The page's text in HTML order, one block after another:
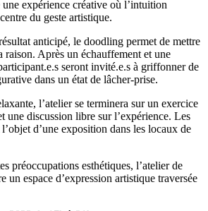
expérience créative où l’intuition
du geste artistique.
anticipé, le doodling permet de mettre
raison. Après un échauffement et une
seront invité.e.s à griffonner de
dans un état de lâcher-prise.
l’atelier se terminera sur un exercice
une discussion libre sur l’expérience. Les
d’une exposition dans les locaux de
préoccupations esthétiques, l’atelier de
un espace d’expression artistique traversée